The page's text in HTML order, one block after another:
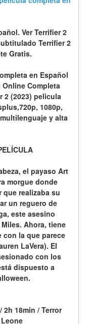
Ver Terrifier 2
Terrifier 2
Gratis.
en Español
Completa
2 (2023) pelicula
1080p,
y alta
el payaso Art
morgue donde
realizaba su
un reguero de
este asesino
Ahora, tiene
la que parece
LaVera). El
con los
dispuesto a
2h 18min / Terror